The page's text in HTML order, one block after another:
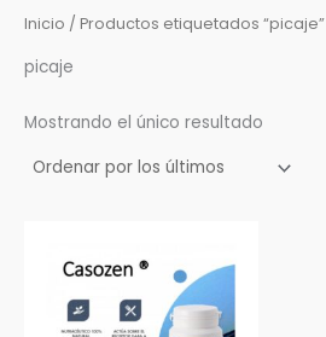
Inicio / Productos etiquetados “picaje”
picaje
Mostrando el único resultado